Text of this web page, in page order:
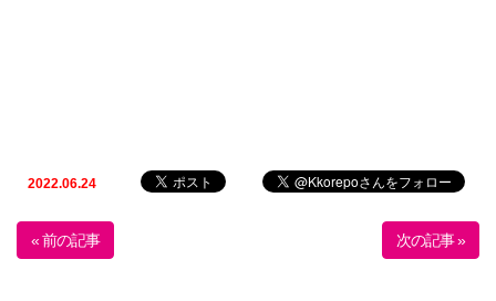
2022.06.24
« 前の記事 次の記事 »